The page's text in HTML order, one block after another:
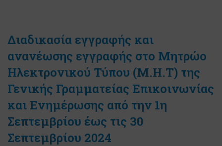
Διαδικασία εγγραφής και
ανανέωσης εγγραφής στο Μητρώο
Ηλεκτρονικού Τύπου (Μ.Η.Τ) της
Γενικής Γραμματείας Επικοινωνίας
και Ενημέρωσης από την 1η
Σεπτεμβρίου έως τις 30
Σεπτεμβρίου 2024